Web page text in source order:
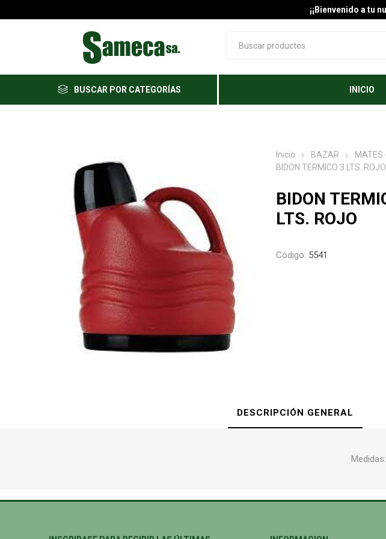
¡¡Bienvenido a tu
BUSCAR POR CATEGORÍAS INICIO
Inicio BAZAR
MATES
BIDON TERMICO 3 LTS. ROJO
BIDON
LTS. ROJO
Código: 5541
DESCRIPCIÓN GENERAL